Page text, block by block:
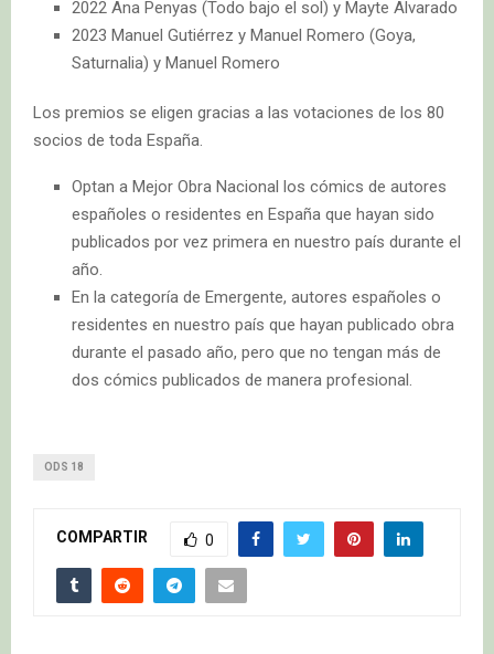
2022 Ana Penyas (Todo bajo el sol) y Mayte Alvarado
2023 Manuel Gutiérrez y Manuel Romero (Goya,
Saturnalia) y Manuel Romero
Los premios se eligen gracias a las votaciones de los 80
socios de toda España.
Optan a Mejor Obra Nacional los cómics de autores
españoles o residentes en España que hayan sido
publicados por vez primera en nuestro país durante el
año.
En la categoría de Emergente, autores españoles o
residentes en nuestro país que hayan publicado obra
durante el pasado año, pero que no tengan más de
dos cómics publicados de manera profesional.
ODS 18
COMPARTIR 0